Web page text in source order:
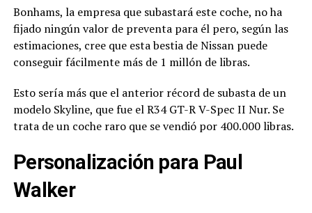
Bonhams, la empresa que subastará este coche, no ha
fijado ningún valor de preventa para él pero, según las
estimaciones, cree que esta bestia de Nissan puede
conseguir fácilmente más de 1 millón de libras.
Esto sería más que el anterior récord de subasta de un
modelo Skyline, que fue el R34 GT-R V-Spec II Nur. Se
trata de un coche raro que se vendió por 400.000 libras.
Personalización para Paul
Walker